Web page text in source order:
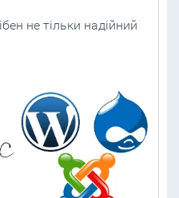
не тільки надійний